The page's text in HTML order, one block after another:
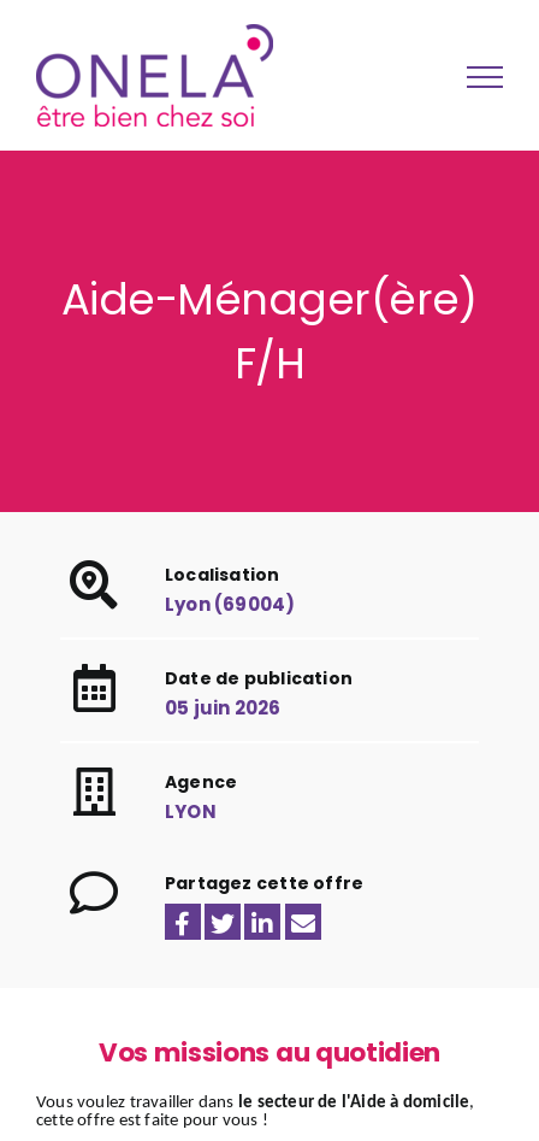
Aide-Ménager(ère)
F/H
Localisation
Lyon (69004)
Date de publication
05 juin 2026
Agence
LYON
Partagez cette offre
Vos missions au quotidien
Vous voulez travailler dans le secteur de l'Aide à domicile,
cette offre est faite pour vous !